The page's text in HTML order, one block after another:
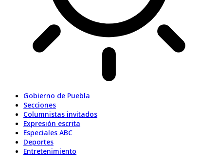
Gobierno de Puebla
Secciones
Columnistas invitados
Expresión escrita
Especiales ABC
Deportes
Entretenimiento